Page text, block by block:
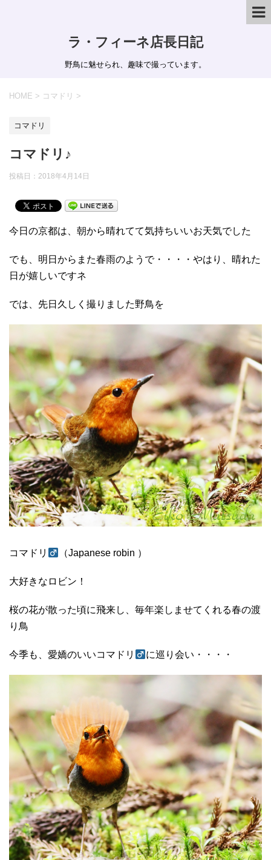
ラ・フィーネ店長日記
野鳥に魅せられ、趣味で撮っています。
HOME > コマドリ >
コマドリ
コマドリ♪
投稿日： 2018年4月14日
今日の京都は、朝から晴れてて気持ちいいお天気でした
でも、明日からまた春雨のようで・・・・やはり、晴れた
日が嬉しいですネ
では、先日久しく撮りました野鳥を
コマドリ （Japanese robin ）
大好きなロビン！
桜の花が散った頃に飛来し、毎年楽しませてくれる春の渡
り鳥
今季も、愛嬌のいいコマドリ に巡り会い・・・・